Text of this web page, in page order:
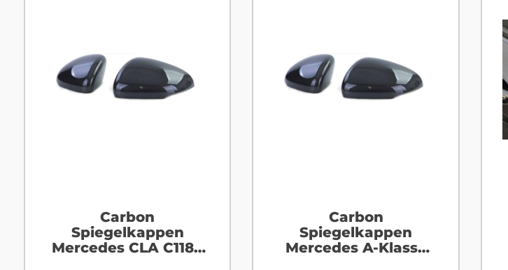
Carbon
Spiegelkappen
Mercedes CLA C118 /
Carbon
Spiegelkappen
Mercedes A-Klasse